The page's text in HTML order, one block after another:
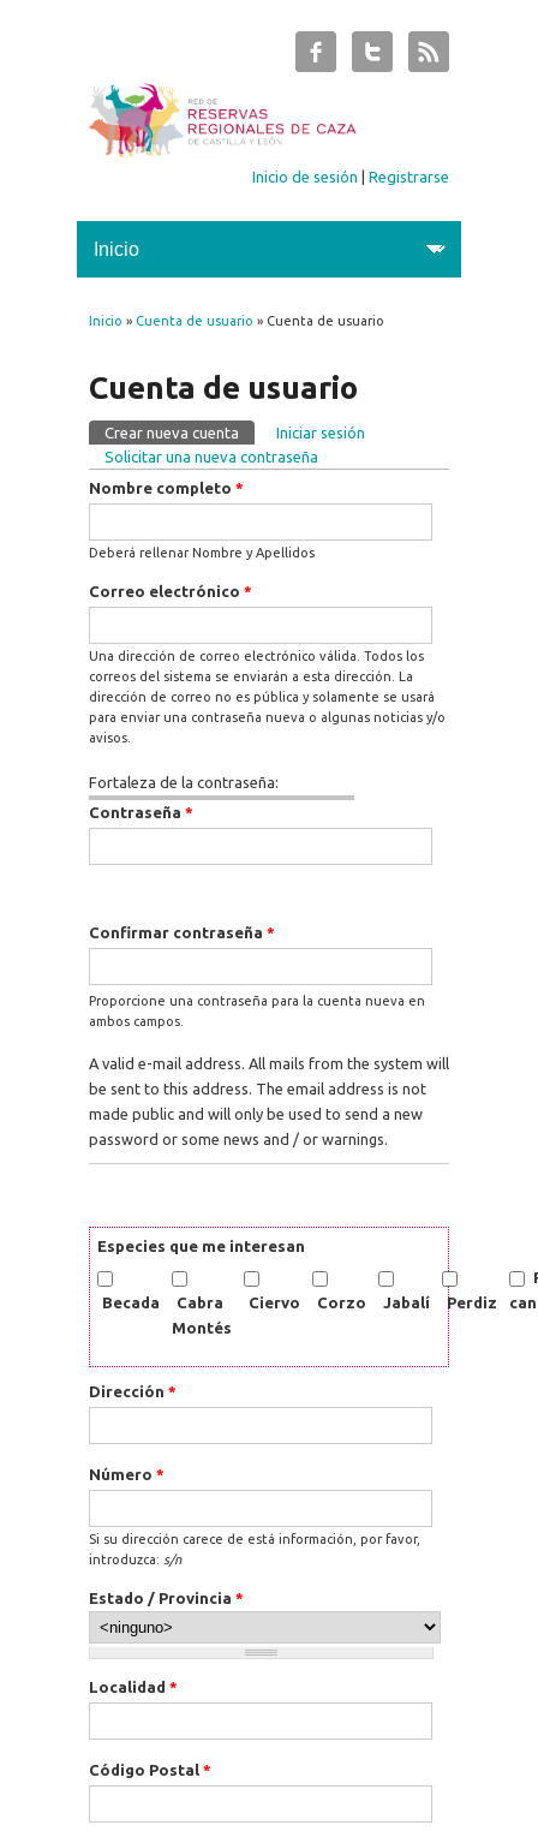
Inicio de sesión |Registrarse
Se encuentra usted aquí
Inicio » Cuenta de usuario » Cuenta de usuario
Cuenta de usuario
Solapas principales
Crear nueva cuenta (solapa activa)
Iniciar sesión
Solicitar una nueva contraseña
Nombre completo *
Deberá rellenar Nombre y Apellidos
Correo electrónico *
Una dirección de correo electrónico válida. Todos los
correos del sistema se enviarán a esta dirección. La
dirección de correo no es pública y solamente se usará
para enviar una contraseña nueva o algunas noticias y/o
avisos.
Fortaleza de la contraseña:
Contraseña *
Confirmar contraseña *
Proporcione una contraseña para la cuenta nueva en
ambos campos.
A valid e-mail address. All mails from the system will
be sent to this address. The email address is not
made public and will only be used to send a new
password or some news and / or warnings.
Especies que me interesan
Becada
Cabra
Montés
Ciervo Corzo Jabalí Perdiz
Dirección *
Número *
Si su dirección carece de está información, por favor,
introduzca: s/n
Estado / Provincia *
Localidad *
Código Postal *